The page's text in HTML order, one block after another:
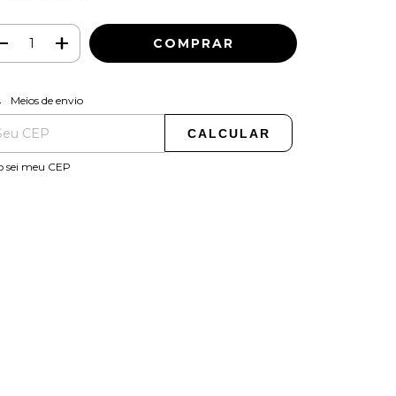
para o CEP:
Meios de envio
CALCULAR
sei meu CEP